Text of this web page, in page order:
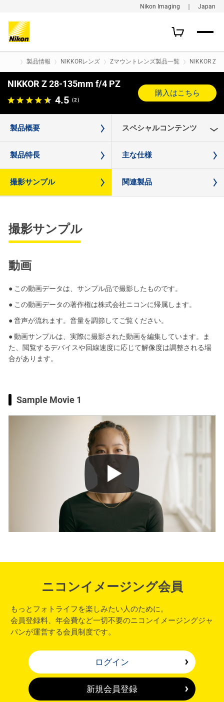
Nikon Imaging ｜ Japan
製品情報 NIKKORレンズ Zマウントレンズ製品一覧 NIKKOR Z
NIKKOR Z 28-135mm f/4 PZ
4.5 （2）
購入はこちら
製品概要 スペシャルコンテンツ
製品特長 主な仕様
撮影サンプル 関連製品
撮影サンプル
動画
● この動画データは、サンプル品で撮影したものです。
● この動画データの著作権は株式会社ニコンに帰属します。
● 音声が流れます。音量を調節してご覧ください。
● 動画サンプルは、実際に撮影された動画を編集しています。ま
た、閲覧するデバイスや回線速度に応じて解像度は調整される場
合があります。
Sample Movie 1
ニコンイメージング会員
もっとフォトライフを楽しみたい人のために。
会員登録料、年会費など一切不要のニコンイメージングジャ
パンが運営する会員制度です。
ログイン
新規会員登録